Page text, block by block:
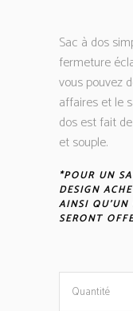
Sac à dos
fermeture
vous pouvez
affaires et le
dos est fait
et souple.
*POUR UN
DESIGN
AINSI
SERONT
Sac
Quantité